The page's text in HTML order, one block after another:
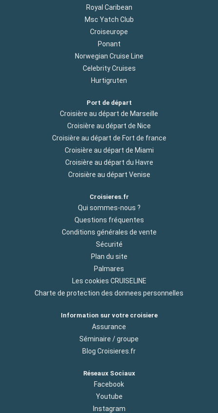
Royal Caribean
Msc Yatch Club
Croiseurope
Ponant
Norwegian Cruise Line
Celebrity Cruises
Hurtigruten
Port de départ
Croisière au départ de Marseille
Croisière au départ de Nice
Croisière au départ de Fort de france
Croisière au départ de Miami
Croisière au départ du Havre
Croisière au départ Venise
Croisieres.fr
Qui sommes-nous ?
Questions fréquentes
Conditions générales de vente
Sécurité
Plan du site
Palmares
Les cookies CRUISELINE
Charte de protection des donnees personnelles
Information sur votre croisiere
Assurance
Séminaire / groupe
Blog Croisieres.fr
Réseaux Sociaux
Facebook
Youtube
Instagram